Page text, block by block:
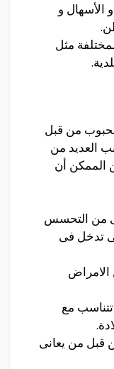
الأسهال و
مثل
من قبل
العديد من
الممكن أن
من التحسس
تدخل فى
الامراض
تتناسب مع
قبل من يعانى